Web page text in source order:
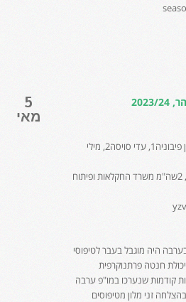
5
מאי
24
יורם צביאלי1, שלומי וקרט1, שמעון פיבוניה1, עדי סויסה2, מילי
1מו"פ ערבה תיכונה וצפונית-תמר, 2שה"מ משרד החקלאות ופיתוח
היה מוגבל בעבר לטיפוסי
יכולת חנטה פרתנוקרפית
קודמות שנערכו במו"פ ערבה
זני מלון מטיפוסים